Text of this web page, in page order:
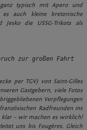
typisch mit Apero und
auch kleine bretonische
Jesko die USSG-Trikots als
zur großen Fahrt
per TGV) von Saint-Gilles
Gastgebern, viele Fotos
Verpflegungen
Radfreunden ins
klar – wir machen es wirklich!
uns bis Fougères. Gleich